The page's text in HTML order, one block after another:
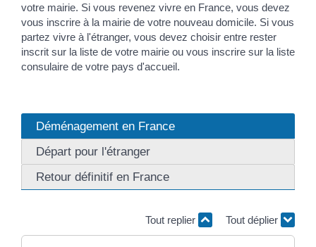
votre mairie. Si vous revenez vivre en France, vous devez
vous inscrire à la mairie de votre nouveau domicile. Si vous
partez vivre à l'étranger, vous devez choisir entre rester
inscrit sur la liste de votre mairie ou vous inscrire sur la liste
consulaire de votre pays d'accueil.
Déménagement en France
Départ pour l'étranger
Retour définitif en France
Tout replier Tout déplier